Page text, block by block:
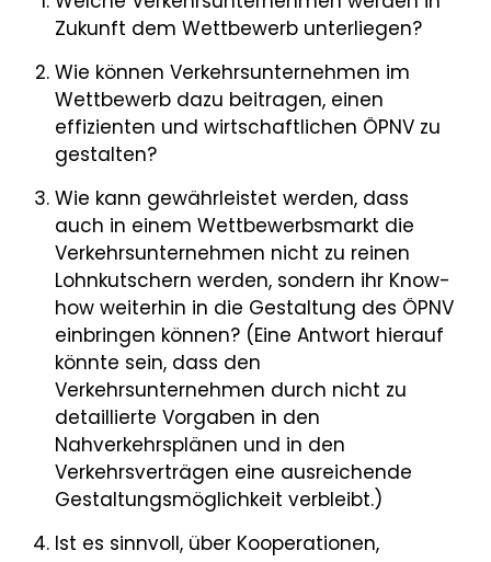
Zukunft dem Wettbewerb unterliegen?
Wie können Verkehrsunternehmen im
Wettbewerb dazu beitragen, einen
effizienten und wirtschaftlichen ÖPNV zu
gestalten?
Wie kann gewährleistet werden, dass
auch in einem Wettbewerbsmarkt die
Verkehrsunternehmen nicht zu reinen
Lohnkutschern werden, sondern ihr Know-
how weiterhin in die Gestaltung des ÖPNV
einbringen können? (Eine Antwort hierauf
könnte sein, dass den
Verkehrsunternehmen durch nicht zu
detaillierte Vorgaben in den
Nahverkehrsplänen und in den
Verkehrsverträgen eine ausreichende
Gestaltungsmöglichkeit verbleibt.)
Ist es sinnvoll, über Kooperationen,